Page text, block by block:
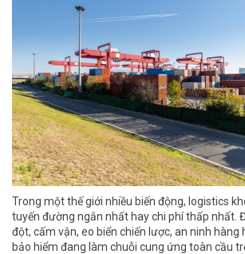
Trong một thế giới nhiều biến động, logistics
tuyến đường ngắn nhất hay chi phí thấp nhất.
đột, cấm vận, eo biển chiến lược, an ninh hàng
bảo hiểm đang làm chuỗi cung ứng toàn cầu